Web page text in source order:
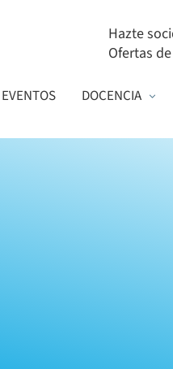
Hazte
Ofertas
EVENTOS DOCENCIA